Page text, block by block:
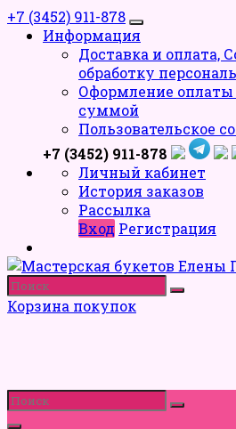
+7 (3452) 911-878
Информация
Доставка и оплата,
обработку
Оформление оплаты
суммой
Пользовательское
+7 (3452) 911-878
Личный кабинет
История заказов
Рассылка
Вход Регистрация
Корзина покупок